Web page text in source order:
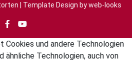
| Template Design byweb-looks
Cookies und andere Technologien
ähnliche Technologien, auch von